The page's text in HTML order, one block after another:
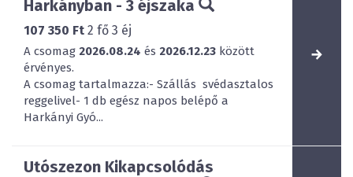
Harkányban - 3 éjszaka
107 350 Ft 2 fő 3 éj
A csomag 2026.08.24 és 2026.12.23 között
érvényes.
A csomag tartalmazza:- Szállás svédasztalos
reggelivel- 1 db egész napos belépő a
Harkányi Gyó...
Utószezon Kikapcsolódás